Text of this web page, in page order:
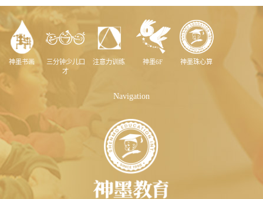
神墨书画
三分钟少儿口
才
注意力训练 神墨6F 神墨珠心算
Navigation